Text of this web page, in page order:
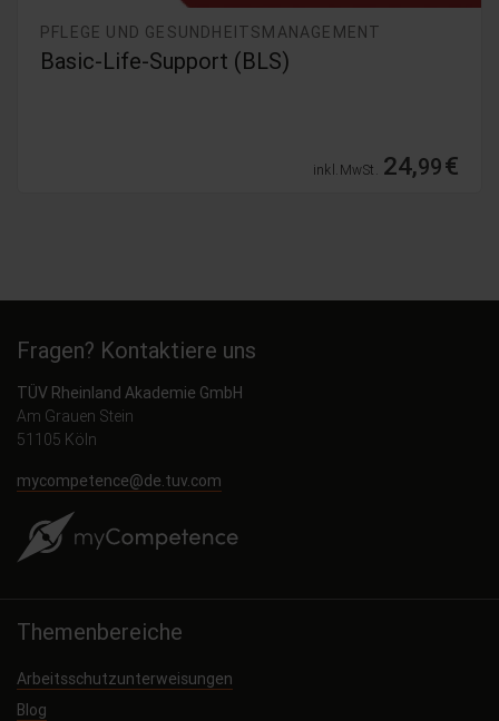
PFLEGE UND GESUNDHEITSMANAGEMENT
Basic-Life-Support (BLS)
inkl. MwSt. 24,99€
Fragen? Kontaktiere uns
TÜV Rheinland Akademie GmbH
Am Grauen Stein
51105 Köln
mycompetence@de.tuv.com
Themenbereiche
Arbeitsschutzunterweisungen
Blog